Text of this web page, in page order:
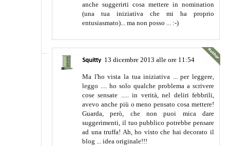
anche suggerirti cosa mettere in nomination
(una tua iniziativa che mi ha proprio
entusiasmato)... ma non posso ... :-)
Squitty 13 dicembre 2013 alle ore 11:54
Ma l'ho vista la tua iniziativa ... per leggere,
leggo .... ho solo qualche problema a scrivere
cose sensate ..... in verità, nel deliri febbrili,
avevo anche più o meno pensato cosa mettere!
Guarda, però, che non puoi mica dare
suggerimenti, il tuo pubblico potrebbe pensare
ad una truffa! Ah, ho visto che hai decorato il
blog ... idea originale!!!